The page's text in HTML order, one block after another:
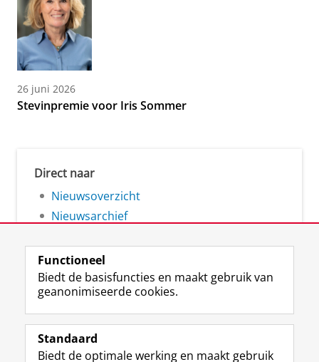
26 juni 2026
Stevinpremie voor Iris Sommer
Direct naar
Nieuwsoverzicht
Nieuwsarchief
Volg de RUG
F
a
e
L
i
k
R
S
-
I
n
t
Y
o
T
Functioneel
Biedt de basisfuncties en maakt gebruik van
geanonimiseerde cookies.
Standaard
Biedt de optimale werking en maakt gebruik